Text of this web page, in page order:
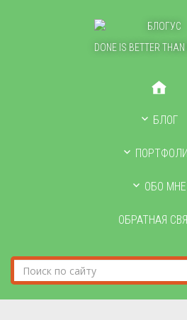
DONE IS BETTER THAN
БЛОГ
ОБО МНЕ
ОБРАТНАЯ